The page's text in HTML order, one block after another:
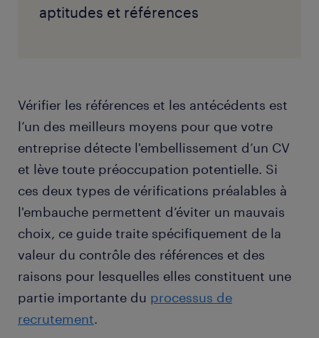
aptitudes et références
Vérifier les références et les antécédents est
l’un des meilleurs moyens pour que votre
entreprise détecte l'embellissement d’un CV
et lève toute préoccupation potentielle. Si
ces deux types de vérifications préalables à
l'embauche permettent d’éviter un mauvais
choix, ce guide traite spécifiquement de la
valeur du contrôle des références et des
raisons pour lesquelles elles constituent une
partie importante du processus de
recrutement.